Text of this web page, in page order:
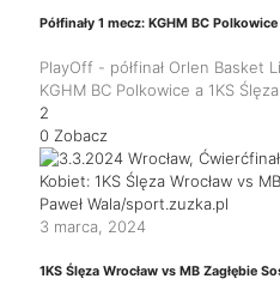
Półfinały 1 mecz: KGHM BC
PlayOff - półfinał Orlen Basket
KGHM BC Polkowice a 1KS
2
0 Zobacz
3 marca, 2024
1KS Ślęza Wrocław vs MB Zagłębie